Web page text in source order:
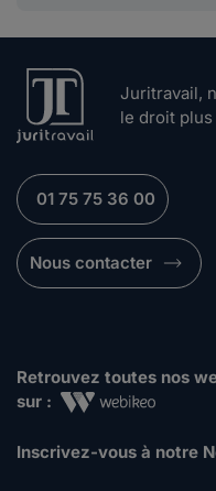
Juritravail,
le droit plus
01 75 75 36 00
Nous contacter
Retrouvez toutes nos
sur :
Inscrivez-vous à notre